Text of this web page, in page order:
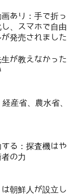
あり：手で折っ
、スマホで自由
発売されました
生が教えなかった
産省、農水省、
る：探査機はや
の力
朝鮮人が設立し